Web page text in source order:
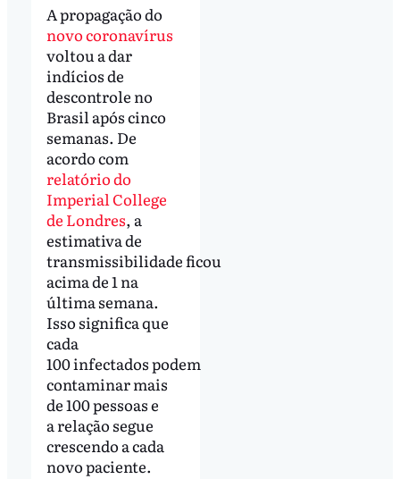
A propagação do
novo coronavírus
voltou a dar
indícios de
descontrole no
Brasil após cinco
semanas. De
acordo com
relatório do
Imperial College
de Londres, a
estimativa de
transmissibilidade ficou
acima de 1 na
última semana.
Isso significa que
cada
100 infectados podem
contaminar mais
de 100 pessoas e
a relação segue
crescendo a cada
novo paciente.